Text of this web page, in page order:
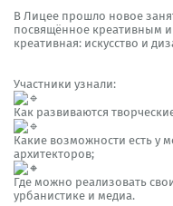
В Лицее прошло новое
посвящённое креативным
креативная: искусство и
Участники узнали:
Как развиваются
Какие возможности есть у
архитекторов;
Где можно реализовать
урбанистике и медиа.